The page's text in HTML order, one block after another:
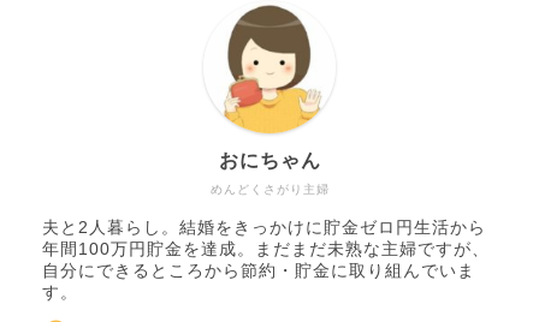
めんどくさがり主婦
おにちゃん
夫と2人暮らし。結婚をきっかけに貯金ゼロ円生活から
年間100万円貯金を達成。まだまだ未熟な主婦ですが、
自分にできるところから節約・貯金に取り組んでいま
す。